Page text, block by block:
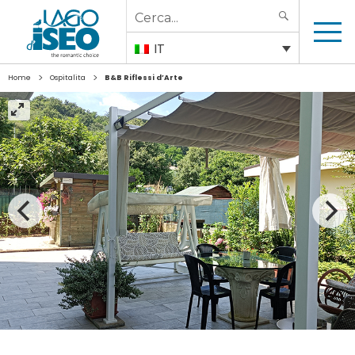
Search
for:
IT
Home > Ospitalita > B&B Riflessi d’Arte